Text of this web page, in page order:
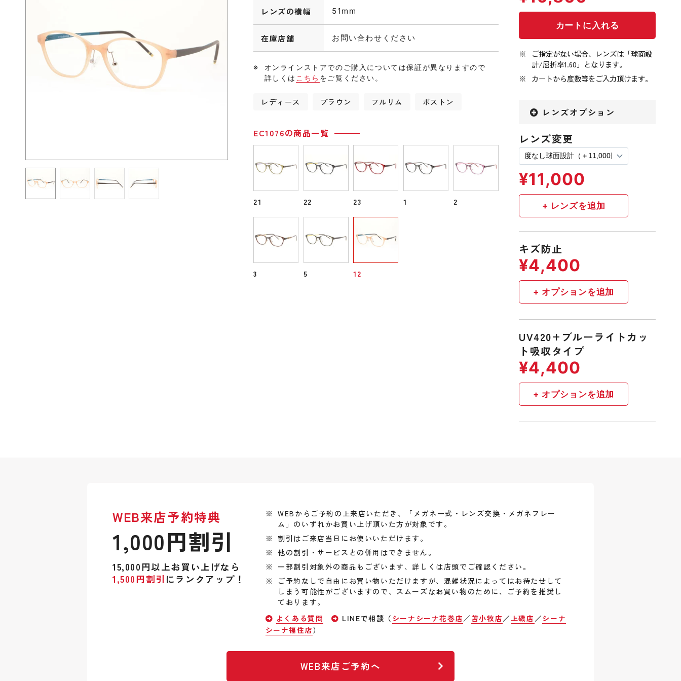
ご指定がない場合、レンズは「球面設
計/屈折率1.60」となります。
カートから度数等をご入力頂けます。
レンズオプション
レンズ変更
キズ防止
UV420+ブルーライトカッ
ト吸収タイプ
レンズの横幅 51mm
在庫店舗 お問い合わせください
オンラインストアでのご購入については保証が異なりますので
詳しくは こちら をご覧ください。
レディース ブラウン フルリム ボストン
EC1076の商品一覧
21 22 23 1 2
3 5 12
WEB来店予約特典
1,000円割引
15,000円以上お買い上げなら
1,500円割引 にランクアップ！
WEBからご予約の上来店いただき、「メガネ一式・レンズ交換・メガネフレー
ム」のいずれかお買い上げ頂いた方が対象です。
割引はご来店当日にお使いいただけます。
他の割引・サービスとの併用はできません。
一部割引対象外の商品もございます、詳しくは店頭でご確認ください。
ご予約なしで自由にお買い物いただけますが、混雑状況によってはお待たせして
しまう可能性がございますので、スムーズなお買い物のために、ご予約を推奨し
ております。
よくある質問
LINEで相談（ シーナシーナ花巻店／ 苫小牧店／ 上磯店 ／シーナ
シーナ福住店）
WEB来店ご予約へ